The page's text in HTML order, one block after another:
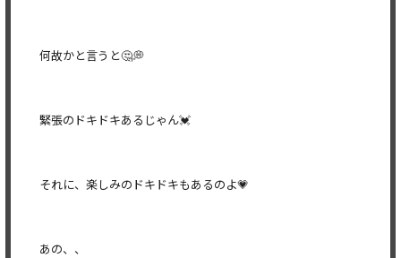
何故かと言うと🤔💭
緊張のドキドキあるじゃん💓
それに、楽しみのドキドキもあるのよ💗
あの、、